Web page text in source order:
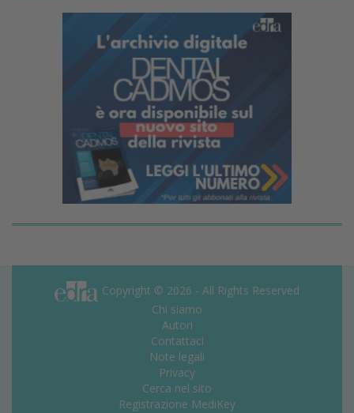
Copyright © 2026 - All Rights Reserved
Chi siamo
Autori
Contattaci
Note legali
Privacy
Cerca nel sito
Registrazione MediKey